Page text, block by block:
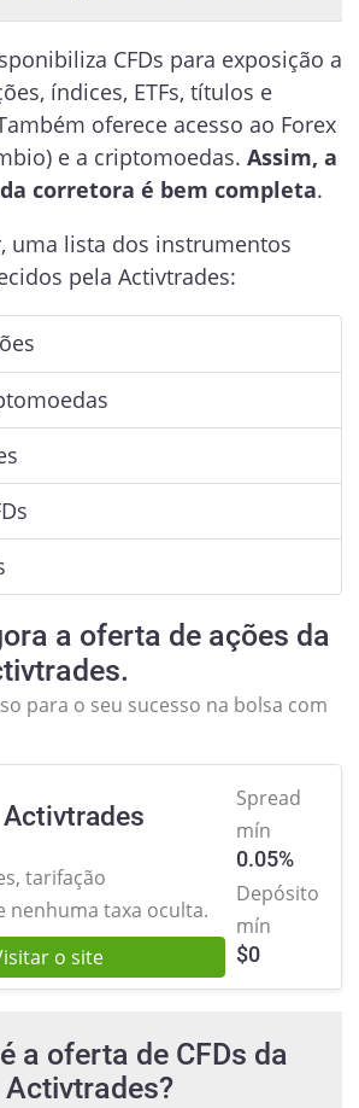
CFDs para exposição a
índices, ETFs, títulos e
oferece acesso ao Forex
e a criptomoedas. Assim, a
corretora é bem completa.
uma lista dos instrumentos
pela Activtrades:
a oferta de ações da
para o seu sucesso na bolsa com
Activtrades
tarifação
nenhuma taxa oculta.
o site
Spread
mín
0.05%
Depósito
mín
$0
a oferta de CFDs da
Activtrades?